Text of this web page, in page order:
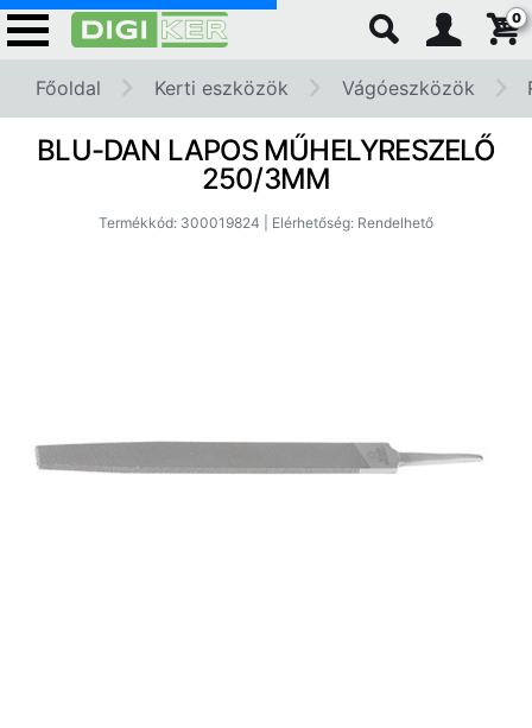
0
Főoldal Kerti eszközök Vágóeszközök
BLU-DAN LAPOS MŰHELYRESZELŐ
250/3MM
Termékkód: 300019824 | Elérhetőség: Rendelhető